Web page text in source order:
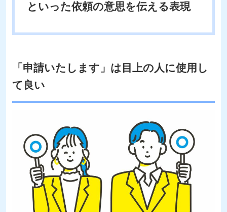
といった依頼の意思を伝える表現
「申請いたします」は目上の人に使用し
て良い